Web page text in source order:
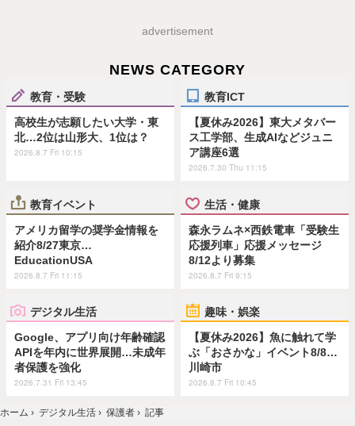
advertisement
NEWS CATEGORY
教育・受験
高校生が志願したい大学・東
北…2位は山形大、1位は？
2026.8.7 Fri 10:15
教育ICT
【夏休み2026】東大メタバー
ス工学部、生成AIなどジュニ
ア講座6選
2026.7.30 Thu 11:15
教育イベント
アメリカ留学の奨学金情報を
紹介8/27東京…
EducationUSA
2026.8.7 Fri 11:15
生活・健康
森永ラムネ×西鉄電車「受験生
応援列車」応援メッセージ
8/12より募集
2026.8.7 Fri 9:15
デジタル生活
Google、アプリ向け年齢確認
APIを年内に世界展開…未成年
者保護を強化
2026.7.31 Fri 13:45
趣味・娯楽
【夏休み2026】魚に触れて学
ぶ「おさかな」イベント8/8…
川崎市
2026.8.7 Fri 10:45
ホーム › デジタル生活 › 保護者 › 記事